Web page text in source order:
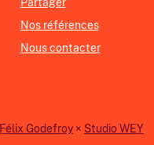
Nos références
Nous contacter
Félix Godefroy × Studio WEY